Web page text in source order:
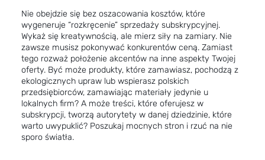
Nie obejdzie się bez oszacowania kosztów, które
wygeneruje “rozkręcenie” sprzedaży subskrypcyjnej.
Wykaż się kreatywnością, ale mierz siły na zamiary. Nie
zawsze musisz pokonywać konkurentów ceną. Zamiast
tego rozważ położenie akcentów na inne aspekty Twojej
oferty. Być może produkty, które zamawiasz, pochodzą z
ekologicznych upraw lub wspierasz polskich
przedsiębiorców, zamawiając materiały jedynie u
lokalnych firm? A może treści, które oferujesz w
subskrypcji, tworzą autorytety w danej dziedzinie, które
warto uwypuklić? Poszukaj mocnych stron i rzuć na nie
sporo światła.